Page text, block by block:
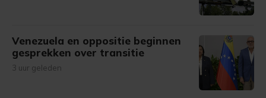
Venezuela en oppositie beginnen
gesprekken over transitie
3 uur geleden